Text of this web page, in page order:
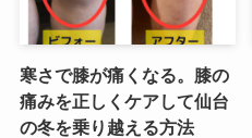
寒さで膝が痛くなる。膝の
痛みを正しくケアして仙台
の冬を乗り越える方法